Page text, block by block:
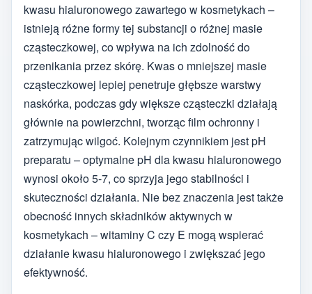
kwasu hialuronowego zawartego w kosmetykach –
istnieją różne formy tej substancji o różnej masie
cząsteczkowej, co wpływa na ich zdolność do
przenikania przez skórę. Kwas o mniejszej masie
cząsteczkowej lepiej penetruje głębsze warstwy
naskórka, podczas gdy większe cząsteczki działają
głównie na powierzchni, tworząc film ochronny i
zatrzymując wilgoć. Kolejnym czynnikiem jest pH
preparatu – optymalne pH dla kwasu hialuronowego
wynosi około 5-7, co sprzyja jego stabilności i
skuteczności działania. Nie bez znaczenia jest także
obecność innych składników aktywnych w
kosmetykach – witaminy C czy E mogą wspierać
działanie kwasu hialuronowego i zwiększać jego
efektywność.